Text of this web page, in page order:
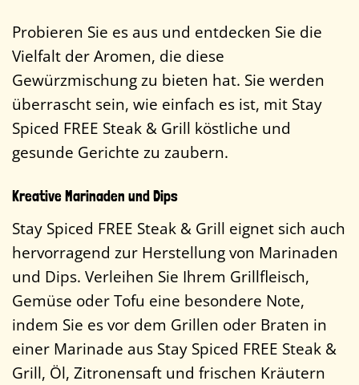
Probieren Sie es aus und entdecken Sie die
Vielfalt der Aromen, die diese
Gewürzmischung zu bieten hat. Sie werden
überrascht sein, wie einfach es ist, mit Stay
Spiced FREE Steak & Grill köstliche und
gesunde Gerichte zu zaubern.
Kreative Marinaden und Dips
Stay Spiced FREE Steak & Grill eignet sich auch
hervorragend zur Herstellung von Marinaden
und Dips. Verleihen Sie Ihrem Grillfleisch,
Gemüse oder Tofu eine besondere Note,
indem Sie es vor dem Grillen oder Braten in
einer Marinade aus Stay Spiced FREE Steak &
Grill, Öl, Zitronensaft und frischen Kräutern